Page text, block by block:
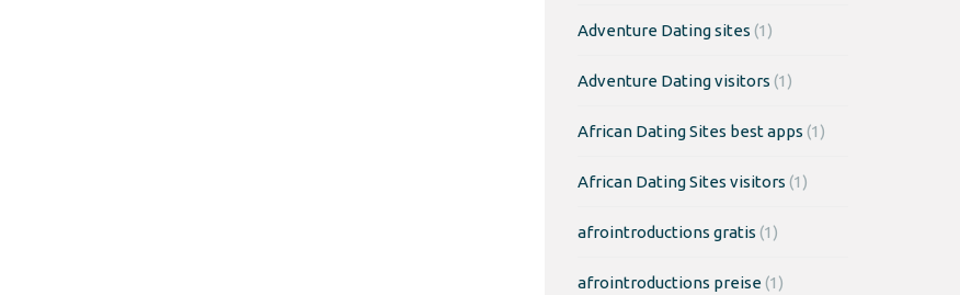
Adventure Dating sites (1)
Adventure Dating visitors (1)
African Dating Sites best apps (1)
African Dating Sites visitors (1)
afrointroductions gratis (1)
afrointroductions preise(1)